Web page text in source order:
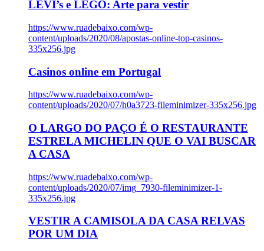
LEVI’s e LEGO: Arte para vestir
https://www.ruadebaixo.com/wp-
content/uploads/2020/08/apostas-online-top-casinos-
335x256.jpg
Casinos online em Portugal
https://www.ruadebaixo.com/wp-
content/uploads/2020/07/h0a3723-fileminimizer-335x256.jpg
O LARGO DO PAÇO É O RESTAURANTE
ESTRELA MICHELIN QUE O VAI BUSCAR
A CASA
https://www.ruadebaixo.com/wp-
content/uploads/2020/07/img_7930-fileminimizer-1-
335x256.jpg
VESTIR A CAMISOLA DA CASA RELVAS
POR UM DIA